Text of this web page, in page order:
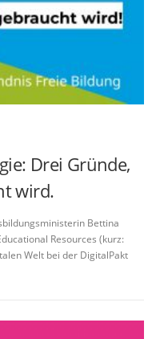
Drei Gründe,
wird.
Bettina
Resources (kurz:
Welt bei der DigitalPakt